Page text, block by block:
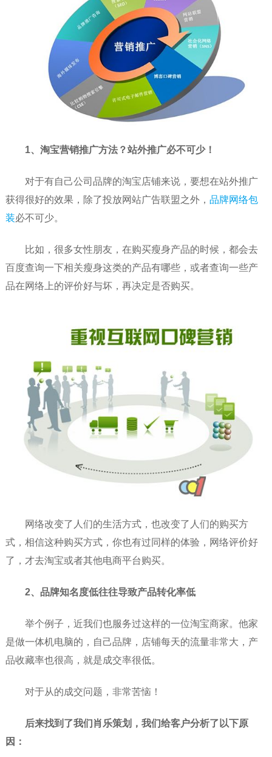
1、淘宝营销推广方法？站外推广必不可少！
对于有自己公司品牌的淘宝店铺来说，要想在站外推广
获得很好的效果，除了投放网站广告联盟之外， 品牌网络包
装必不可少。
比如，很多女性朋友，在购买瘦身产品的时候，都会去
百度查询一下相关瘦身这类的产品有哪些，或者查询一些产
品在网络上的评价好与坏，再决定是否购买。
网络改变了人们的生活方式，也改变了人们的购买方
式，相信这种购买方式，你也有过同样的体验，网络评价好
了，才去淘宝或者其他电商平台购买。
2、品牌知名度低往往导致产品转化率低
举个例子，近我们也服务过这样的一位淘宝商家。他家
是做一体机电脑的，自己品牌，店铺每天的流量非常大，产
品收藏率也很高，就是成交率很低。
对于从的成交问题，非常苦恼！
后来找到了我们肖乐策划，我们给客户分析了以下原
因：